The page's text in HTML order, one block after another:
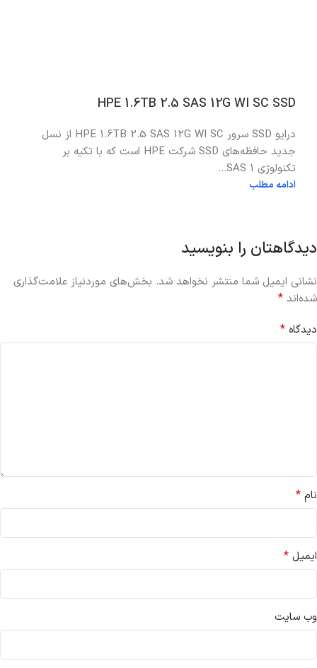
HPE 1.6TB 2.5 SAS 12G WI SC SSD
درایو SSD سرور HPE 1.6TB 2.5 SAS 12G WI SC از نسل
جدید حافظه‌های SSD شرکت HPE است که با تکیه بر
تکنولوژی SAS 1...
ادامه مطلب
دیدگاهتان را بنویسید
نشانی ایمیل شما منتشر نخواهد شد. بخش‌های موردنیاز علامت‌گذاری
شده‌اند *
دیدگاه *
نام *
ایمیل *
وب‌ سایت